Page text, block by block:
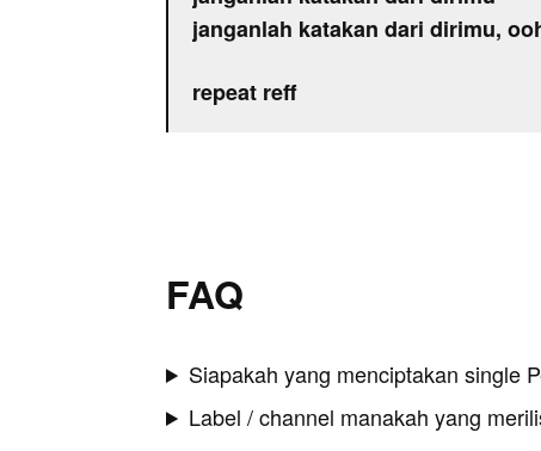
janganlah katakan dari dirimu,
repeat reff
FAQ
Siapakah yang menciptakan single
Label / channel manakah yang